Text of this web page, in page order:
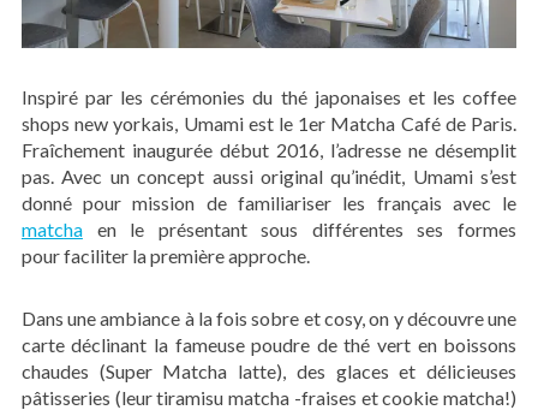
Inspiré par les cérémonies du thé japonaises et les coffee
shops new yorkais, Umami est le 1er Matcha Café de Paris.
Fraîchement inaugurée début 2016, l’adresse ne désemplit
pas. Avec un concept aussi original qu’inédit, Umami s’est
donné pour mission de familiariser les français avec le
matchaen le présentant sous différentes ses formes
pour faciliter la première approche.
Dans une ambiance à la fois sobre et cosy, on y découvre une
carte déclinant la fameuse poudre de thé vert en boissons
chaudes (Super Matcha latte), des glaces et délicieuses
pâtisseries (leur tiramisu matcha -fraises et cookie matcha!)